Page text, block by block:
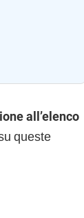
all’elenco
queste